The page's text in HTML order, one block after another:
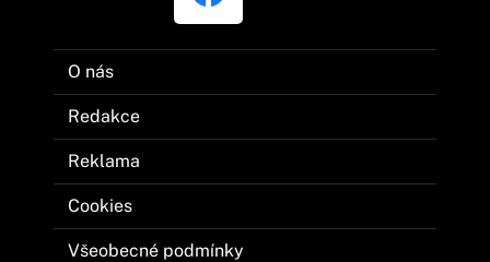
O nás
Redakce
Reklama
Cookies
Všeobecné podmínky